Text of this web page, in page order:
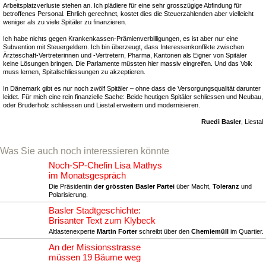
Arbeitsplatzverluste stehen an. Ich plädiere für eine sehr grosszügige Abfindung für
betroffenes Personal. Ehrlich gerechnet, kostet dies die Steuerzahlenden aber vielleicht
weniger als zu viele Spitäler zu finanzieren.
Ich habe nichts gegen Krankenkassen-Prämienverbilligungen, es ist aber nur eine
Subvention mit Steuergeldern. Ich bin überzeugt, dass Interessenkonflikte zwischen
Ärzteschaft-Vertreterinnen und -Vertretern, Pharma, Kantonen als Eigner von Spitäler
keine Lösungen bringen. Die Parlamente müssten hier massiv eingreifen. Und das Volk
muss lernen, Spitalschliessungen zu akzeptieren.
In Dänemark gibt es nur noch zwölf Spitäler – ohne dass die Versorgungsqualität darunter
leidet. Für mich eine rein finanzielle Sache: Beide heutigen Spitäler schliessen und Neubau,
oder Bruderholz schliessen und Liestal erweitern und modernisieren.
Ruedi Basler, Liestal
Was Sie auch noch interessieren könnte
Noch-SP-Chefin Lisa Mathys
im Monatsgespräch
Die Präsidentin der grössten Basler Partei über Macht, Toleranz und
Polarisierung.
Basler Stadtgeschichte:
Brisanter Text zum Klybeck
Altlastenexperte Martin Forterschreibt über den Chemiemüll im Quartier.
An der Missionsstrasse
müssen 19 Bäume weg